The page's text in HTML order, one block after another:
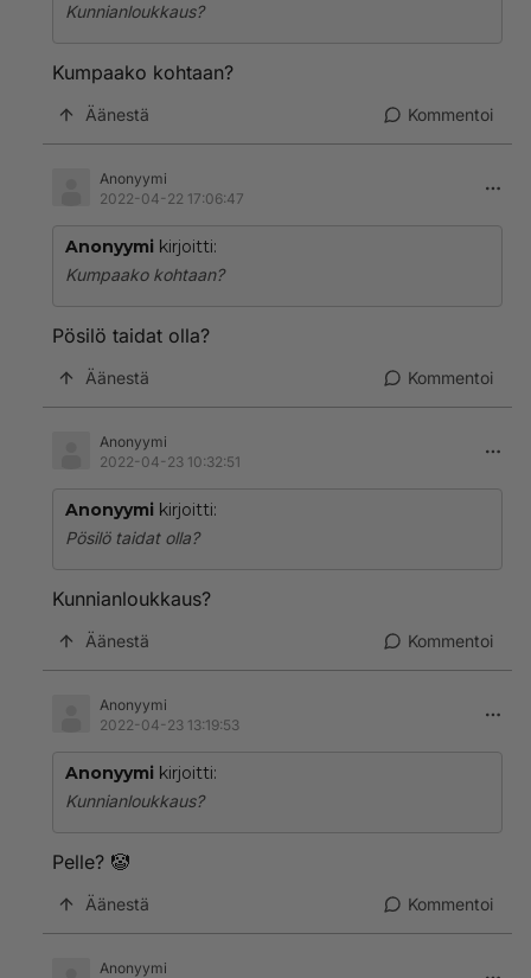
Kunnianloukkaus?
Kumpaako kohtaan?
Äänestä Kommentoi
Anonyymi
2022-04-22 17:06:47
Anonyymi kirjoitti:
Kumpaako kohtaan?
Pösilö taidat olla?
Äänestä Kommentoi
Anonyymi
2022-04-23 10:32:51
Anonyymi kirjoitti:
Pösilö taidat olla?
Kunnianloukkaus?
Äänestä Kommentoi
Anonyymi
2022-04-23 13:19:53
Anonyymi kirjoitti:
Kunnianloukkaus?
Pelle? 🤡
Äänestä Kommentoi
Anonyymi